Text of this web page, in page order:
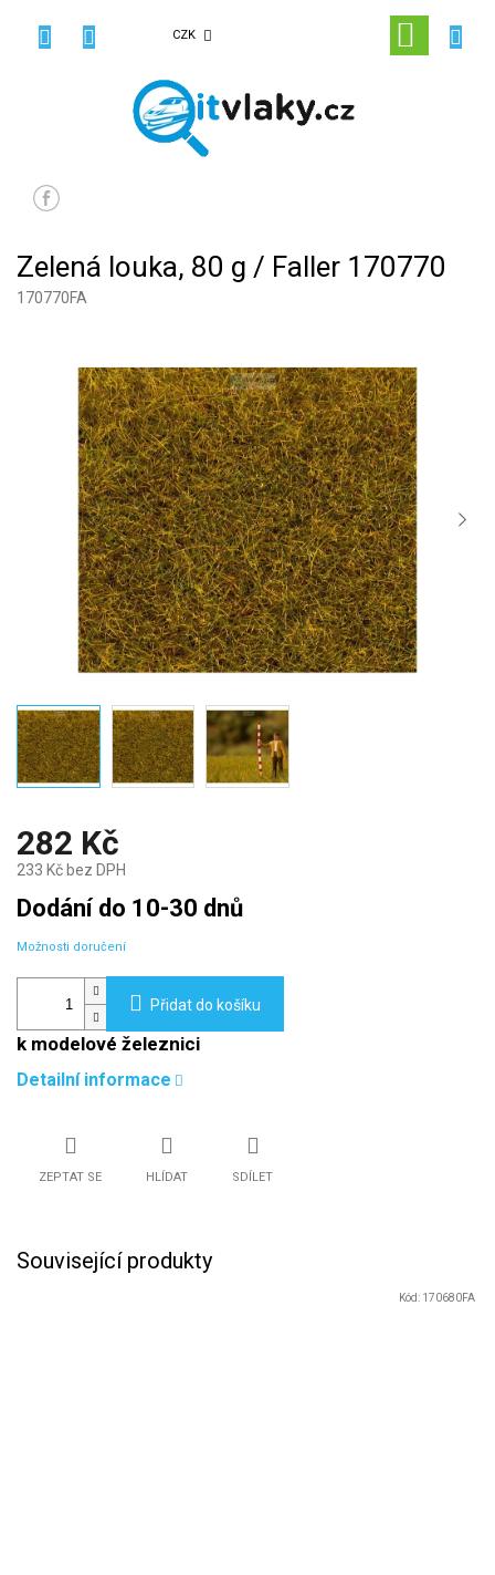
CZK
KOŠÍK
Zelená louka, 80 g / Faller 170770
170770FA
282 Kč
233 Kč bez DPH
Měrná
cena:
Dodání do 10-30 dnů
Možnosti doručení
Přidat do košíku
k modelové železnici
Detailní informace
ZEPTAT SE HLÍDAT SDÍLET
Související produkty
Kód: 170680FA